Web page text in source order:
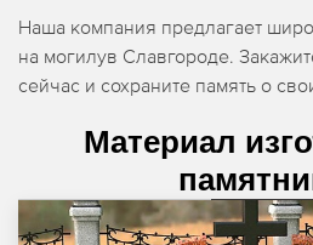
Наша компания предлагает
на могилув Славгороде.
Материал